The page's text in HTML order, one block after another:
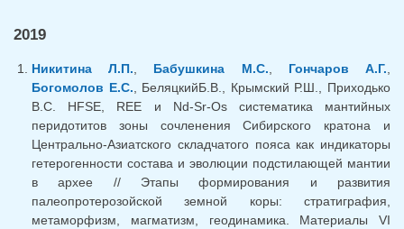
2019
Никитина Л.П., Бабушкина М.С., Гончаров А.Г.,
Богомолов Е.С., БеляцкийБ.В., Крымский Р.Ш., Приходько
В.С. HFSE, REE и Nd-Sr-Os систематика мантийных
перидотитов зоны сочленения Сибирского кратона и
Центрально-Азиатского складчатого пояса как индикаторы
гетерогенности состава и эволюции подстилающей мантии
в архее // Этапы формирования и развития
палеопротерозойской земной коры: стратиграфия,
метаморфизм, магматизм, геодинамика. Материалы VI